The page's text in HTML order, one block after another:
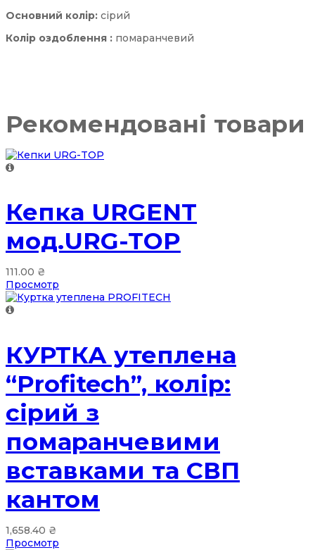
Основний колір: сірий
Колір оздоблення : помаранчевий
Рекомендовані товари
Кепка URGENT
мод.URG-TOP
111.00 ₴
Просмотр
КУРТКА утеплена
“Profitech”, колір:
сірий з
помаранчевими
вставками та СВП
кантом
1,658.40 ₴
Просмотр